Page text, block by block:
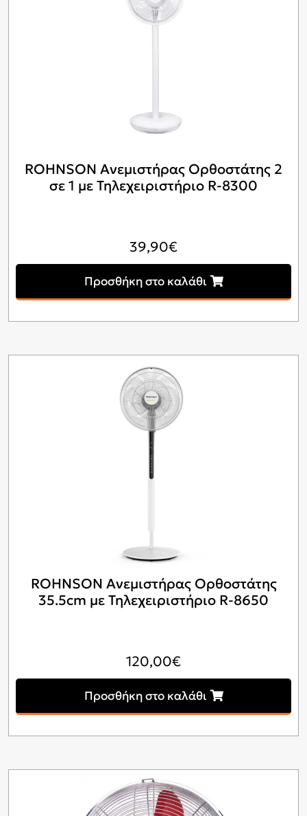
ROHNSON Ανεμιστήρας Ορθοστάτης 2
σε 1 με Τηλεχειριστήριο R-8300
39,90€
Προσθήκη στο καλάθι
ROHNSON Ανεμιστήρας Ορθοστάτης
35.5cm με Τηλεχειριστήριο R-8650
120,00€
Προσθήκη στο καλάθι